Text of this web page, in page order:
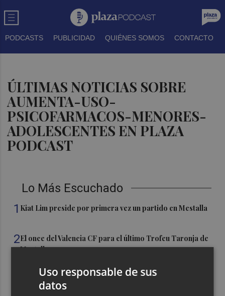
PODCASTS PUBLICIDAD QUIÉNES SOMOS CONTACTO
ÚLTIMAS NOTICIAS SOBRE
AUMENTA-USO-
PSICOFARMACOS-MENORES-
ADOLESCENTES EN PLAZA
PODCAST
Lo Más Escuchado
1 Kiat Lim preside por primera vez un partido en Mestalla
2El once del Valencia CF para el último Trofeu Taronja de
Mestalla
Aemet prevé peligro de incendios "muy alto" o
"extremo" en la mayor parte de la Península y Baleares
el día del eclipse
Uso responsable de sus
datos